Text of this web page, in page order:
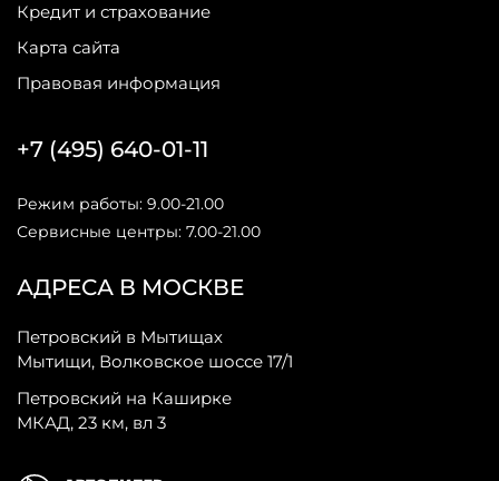
Кредит и страхование
Карта сайта
Правовая информация
АДРЕСА В МОСКВЕ
Петровский в Мытищах
Мытищи, Волковское шоссе 17/1
Петровский на Каширке
МКАД, 23 км, вл 3
+7 (495) 640-01-11
Режим работы: 9.00-21.00
Сервисные центры: 7.00-21.00